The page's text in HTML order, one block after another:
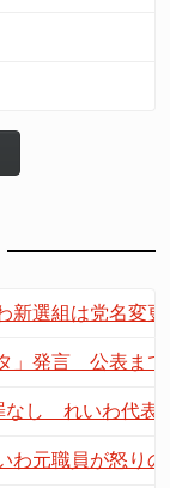
新選組は党名変
」発言 公表ま
なし れいわ代表
わ元職員が怒り